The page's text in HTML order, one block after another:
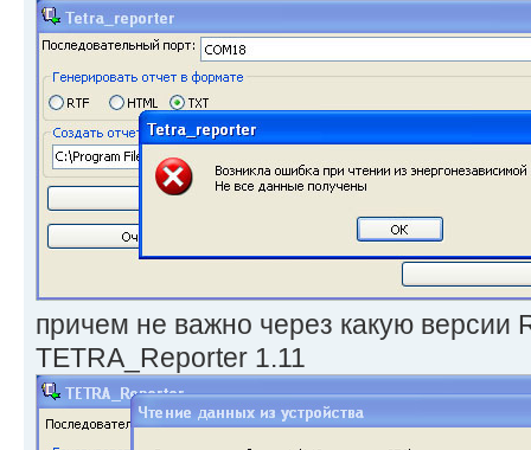
причем не важно через какую версии
TETRA_Reporter 1.11